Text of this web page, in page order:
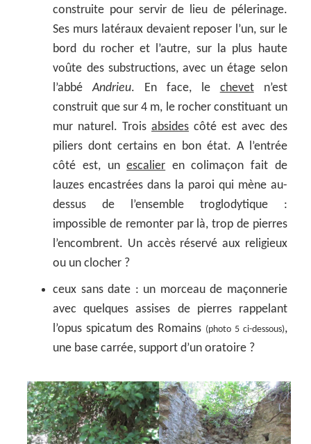
construite pour servir de lieu de pélerinage.
Ses murs latéraux devaient reposer l’un, sur le
bord du rocher et l’autre, sur la plus haute
voûte des substructions, avec un étage selon
l’abbéAndrieu. En face, le chevetn’est
construit que sur 4 m, le rocher constituant un
mur naturel. Troisabsides côté est avec des
piliers dont certains en bon état. A l’entrée
côté est, unescalier en colimaçon fait de
lauzes encastrées dans la paroi qui mène au-
dessus de l’ensemble troglodytique :
impossible de remonter par là, trop de pierres
l’encombrent. Un accès réservé aux religieux
ou un clocher ?
ceux sans date : un morceau de maçonnerie
avec quelques assises de pierres rappelant
l’opus spicatum des Romains (photo 5 ci-dessous),
une base carrée, support d’un oratoire ?